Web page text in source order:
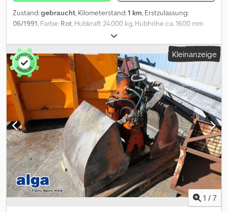
Zustand:gebraucht, Kilometerstand:1 km, Erstzulassung:
06/1991, Farbe: Rot, Hubkraft 24.000 kg, Hubhöhe ca. 1600 mm
Bahnbreite: 800 mm, elektrisches Anschluss: 400 V., Leistung
2x2,2kW, 4-Säulen, Abmessungen zwischen den Säulen 3350 mm,
Spurweite einstellbar, Gesamtabmessung: (LxBxH)
7500x4000x2500 mm PA1280 Dedjqayxvopfx Aifskr
Kleinanzeige
1 / 7